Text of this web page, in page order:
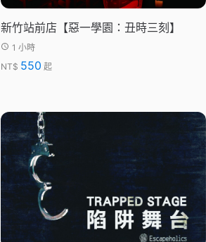
新竹站前店【惡一學園：丑時三刻】
1 小時
NT$ 550 起